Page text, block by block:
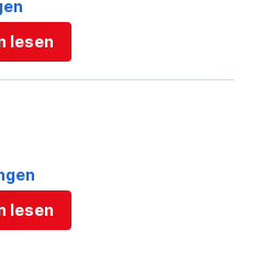
lesen
lesen